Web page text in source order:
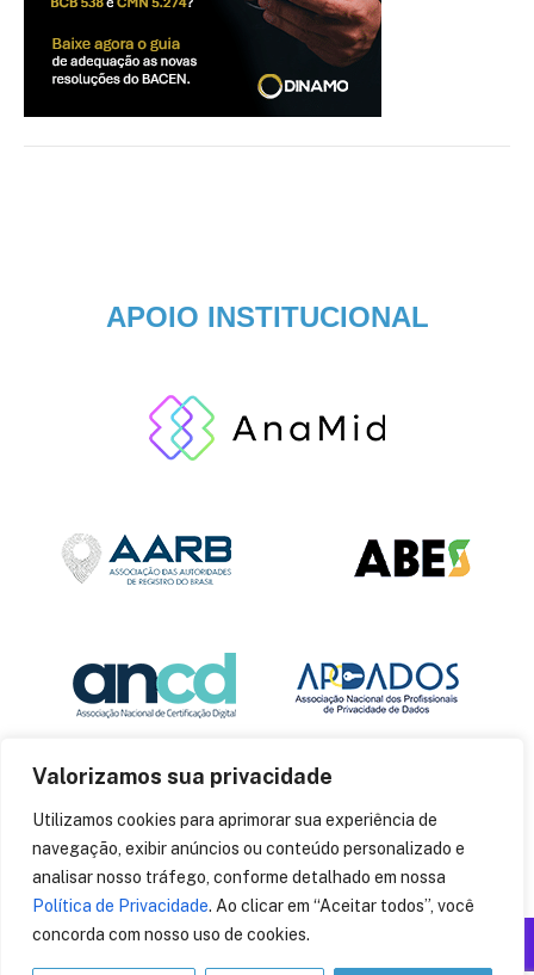
Valorizamos sua privacidade
Utilizamos cookies para aprimorar sua experiência de
navegação, exibir anúncios ou conteúdo personalizado e
analisar nosso tráfego, conforme detalhado em nossa
Política de Privacidade. Ao clicar em “Aceitar todos”, você
concorda com nosso uso de cookies.
APOIO INSTITUCIONAL